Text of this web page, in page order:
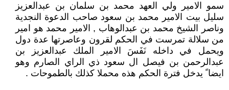
سمو الامير ولي العهد محمد بن سلمان بن عبدالعزيز
سليل بيت الامير محمد بن سعود صاحب الدعوة النجدية
وناصر الشيخ محمد بن عبدالوهاب , الامير محمد هو امير
من سلالة تمرست في الحكم لقرون وعاصرتها عدة دول
ويحمل في داخله نَفَسَ الامير الملك عبدالعزيز بن
عبدالرحمن بن فيصل ال سعود ذي الراي الصارم وهو
ايضا ً يدخل فترة الحكم هذه محملا كذلك بالطموحات .